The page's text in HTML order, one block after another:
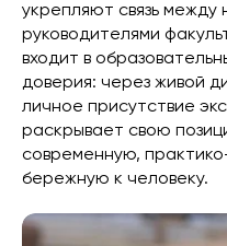
укрепляют связь между
руководителями
входит в
доверия: через живой
личное присутствие
раскрывает свою
современную,
бережную к человеку.